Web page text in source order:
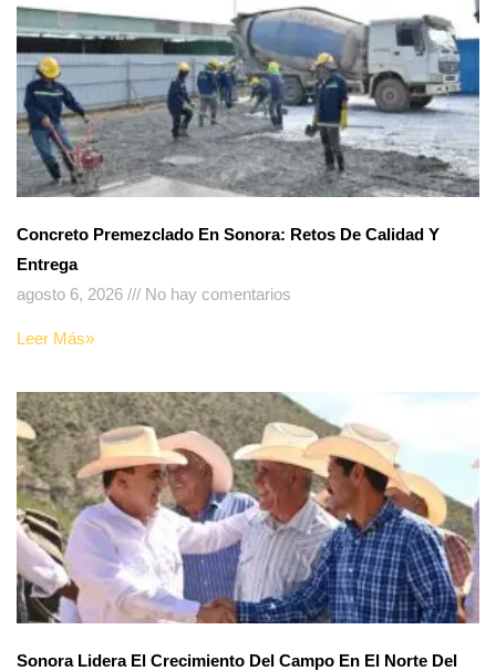
Concreto Premezclado En Sonora: Retos De Calidad Y
Entrega
agosto 6, 2026
No hay comentarios
Leer Más»
Sonora Lidera El Crecimiento Del Campo En El Norte Del